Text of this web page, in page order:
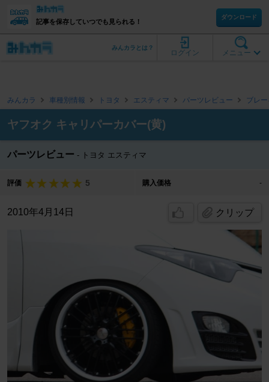
記事を保存していつでも見られる！
ダウンロード
メニュー
ログイン
みんカラとは？
みんカラ 車種別情報 トヨタ エスティマ パーツレビュー ブレ
ヤフオク キャリパーカバー(黄)
パーツレビュー トヨタ エスティマ
評価 5 購入価格 -
2010年4月14日 クリップ